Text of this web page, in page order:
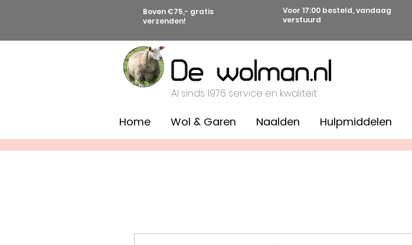
Boven €75,- gratis
verzenden!
Voor 17:00 besteld, vandaag
verstuurd
Al sinds 1976 service en kwaliteit
Home Wol & Garen Naalden Hulpmiddelen